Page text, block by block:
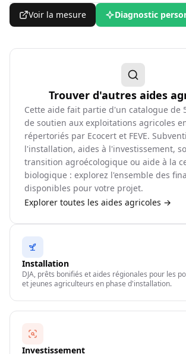
Voir la mesure Diagnostic
Trouver d'autres aides
Cette aide fait partie d'un catalogue de
de soutien aux exploitations agricoles
répertoriés par Ecocert et FEVE.
l'installation, aides à l'investissement,
transition agroécologique ou aide à la
biologique : explorez l'ensemble des
disponibles pour votre projet.
Explorer toutes les aides agricoles →
Installation
DJA, prêts bonifiés et aides régionales pour les
et jeunes agriculteurs en phase d'installation.
Investissement